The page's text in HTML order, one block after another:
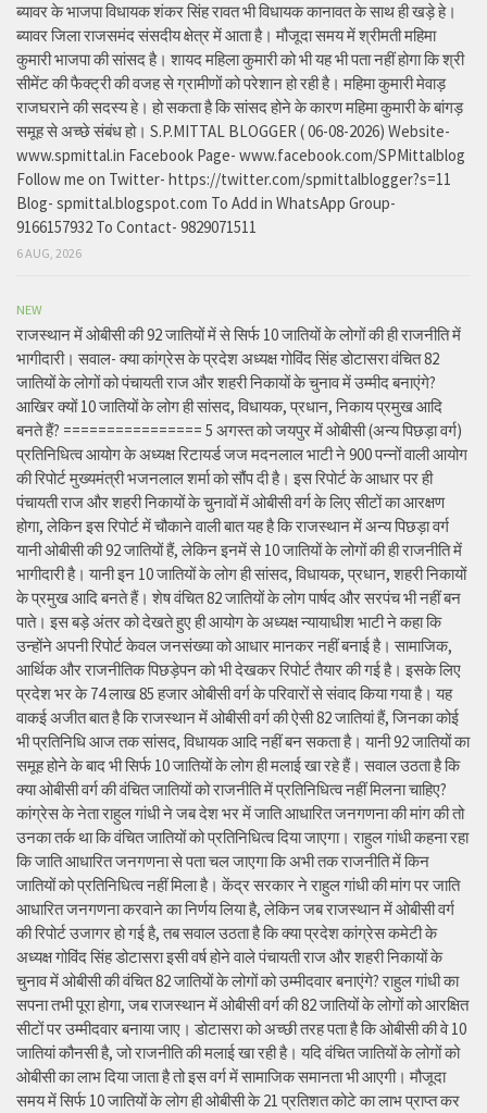
ब्यावर के भाजपा विधायक शंकर सिंह रावत भी विधायक कानावत के साथ ही खड़े हे।
ब्यावर जिला राजसमंद संसदीय क्षेत्र में आता है। मौजूदा समय में श्रीमती महिमा
कुमारी भाजपा की सांसद है। शायद महिला कुमारी को भी यह भी पता नहीं होगा कि श्री
सीमेंट की फैक्ट्री की वजह से ग्रामीणों को परेशान हो रही है। महिमा कुमारी मेवाड़
राजघराने की सदस्य हे। हो सकता है कि सांसद होने के कारण महिमा कुमारी के बांगड़
समूह से अच्छे संबंध हो। S.P.MITTAL BLOGGER ( 06-08-2026) Website-
www.spmittal.in Facebook Page- www.facebook.com/SPMittalblog
Follow me on Twitter- https://twitter.com/spmittalblogger?s=11
Blog- spmittal.blogspot.com To Add in WhatsApp Group-
9166157932 To Contact- 9829071511
6 AUG, 2026
NEW
राजस्थान में ओबीसी की 92 जातियों में से सिर्फ 10 जातियों के लोगों की ही राजनीति में
भागीदारी। सवाल- क्या कांग्रेस के प्रदेश अध्यक्ष गोविंद सिंह डोटासरा वंचित 82
जातियों के लोगों को पंचायती राज और शहरी निकायों के चुनाव में उम्मीद बनाएंगे?
आखिर क्यों 10 जातियों के लोग ही सांसद, विधायक, प्रधान, निकाय प्रमुख आदि
बनते हैं? ================ 5 अगस्त को जयपुर में ओबीसी (अन्य पिछड़ा वर्ग)
प्रतिनिधित्व आयोग के अध्यक्ष रिटायर्ड जज मदनलाल भाटी ने 900 पन्नों वाली आयोग
की रिपोर्ट मुख्यमंत्री भजनलाल शर्मा को सौंप दी है। इस रिपोर्ट के आधार पर ही
पंचायती राज और शहरी निकायों के चुनावों में ओबीसी वर्ग के लिए सीटों का आरक्षण
होगा, लेकिन इस रिपोर्ट में चौकाने वाली बात यह है कि राजस्थान में अन्य पिछड़ा वर्ग
यानी ओबीसी की 92 जातियों हैं, लेकिन इनमें से 10 जातियों के लोगों की ही राजनीति में
भागीदारी है। यानी इन 10 जातियों के लोग ही सांसद, विधायक, प्रधान, शहरी निकायों
के प्रमुख आदि बनते हैं। शेष वंचित 82 जातियों के लोग पार्षद और सरपंच भी नहीं बन
पाते। इस बड़े अंतर को देखते हुए ही आयोग के अध्यक्ष न्यायाधीश भाटी ने कहा कि
उन्होंने अपनी रिपोर्ट केवल जनसंख्या को आधार मानकर नहीं बनाई है। सामाजिक,
आर्थिक और राजनीतिक पिछड़ेपन को भी देखकर रिपोर्ट तैयार की गई है। इसके लिए
प्रदेश भर के 74 लाख 85 हजार ओबीसी वर्ग के परिवारों से संवाद किया गया है। यह
वाकई अजीत बात है कि राजस्थान में ओबीसी वर्ग की ऐसी 82 जातियां हैं, जिनका कोई
भी प्रतिनिधि आज तक सांसद, विधायक आदि नहीं बन सकता है। यानी 92 जातियों का
समूह होने के बाद भी सिर्फ 10 जातियों के लोग ही मलाई खा रहे हैं। सवाल उठता है कि
क्या ओबीसी वर्ग की वंचित जातियों को राजनीति में प्रतिनिधित्व नहीं मिलना चाहिए?
कांग्रेस के नेता राहुल गांधी ने जब देश भर में जाति आधारित जनगणना की मांग की तो
उनका तर्क था कि वंचित जातियों को प्रतिनिधित्व दिया जाएगा। राहुल गांधी कहना रहा
कि जाति आधारित जनगणना से पता चल जाएगा कि अभी तक राजनीति में किन
जातियों को प्रतिनिधित्व नहीं मिला है। केंद्र सरकार ने राहुल गांधी की मांग पर जाति
आधारित जनगणना करवाने का निर्णय लिया है, लेकिन जब राजस्थान में ओबीसी वर्ग
की रिपोर्ट उजागर हो गई है, तब सवाल उठता है कि क्या प्रदेश कांग्रेस कमेटी के
अध्यक्ष गोविंद सिंह डोटासरा इसी वर्ष होने वाले पंचायती राज और शहरी निकायों के
चुनाव में ओबीसी की वंचित 82 जातियों के लोगों को उम्मीदवार बनाएंगे? राहुल गांधी का
सपना तभी पूरा होगा, जब राजस्थान में ओबीसी वर्ग की 82 जातियों के लोगों को आरक्षित
सीटों पर उम्मीदवार बनाया जाए। डोटासरा को अच्छी तरह पता है कि ओबीसी की वे 10
जातियां कौनसी है, जो राजनीति की मलाई खा रही है। यदि वंचित जातियों के लोगों को
ओबीसी का लाभ दिया जाता है तो इस वर्ग में सामाजिक समानता भी आएगी। मौजूदा
समय में सिर्फ 10 जातियों के लोग ही ओबीसी के 21 प्रतिशत कोटे का लाभ प्राप्त कर